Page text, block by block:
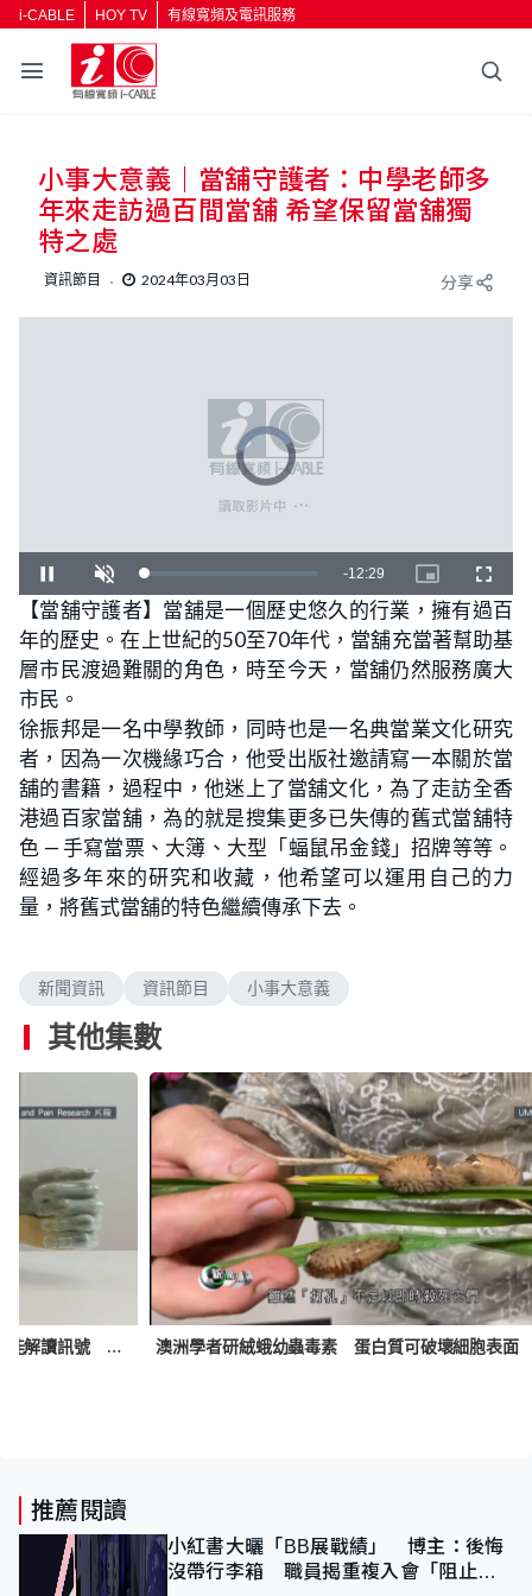
i-CABLE HOY TV 有線寬頻及電訊服務
小事大意義｜當舖守護者：中學老師多
年來走訪過百間當舖 希望保留當舖獨
特之處
資訊節目 2024年03月03日 分享
V
i
d
e
P
l
i
l
o
d
i
n
g
P
a
u
s
e
U
n
m
u
t
L
o
a
d
e
d
:
0
0
%
R
e
m
n
i
n
e
-12:29
P
i
c
u
r
e
-
-
P
c
t
u
r
e
F
u
l
l
s
c
r
e
【當舖守護者】當舖是一個歷史悠久的行業，擁有過百
年的歷史。在上世紀的50至70年代，當舖充當著幫助基
層市民渡過難關的角色，時至今天，當舖仍然服務廣大
市民。
徐振邦是一名中學教師，同時也是一名典當業文化研究
者，因為一次機緣巧合，他受出版社邀請寫一本關於當
舖的書籍，過程中，他迷上了當舖文化，為了走訪全香
港過百家當舖，為的就是搜集更多已失傳的舊式當舖特
色 — 手寫當票、大簿、大型「蝠鼠吊金錢」招牌等等。
經過多年來的研究和收藏，他希望可以運用自己的力
量，將舊式當舖的特色繼續傳承下去。
新聞資訊 資訊節目 小事大意義
其他集數
機械義肢配合重置截肢神經手術 以人工智能解讀訊號 可精細控制每隻手指
推薦閱讀
小紅書大曬「BB展戰績」 博主：後悔
沒帶行李箱 職員揭重複入會「阻止唔